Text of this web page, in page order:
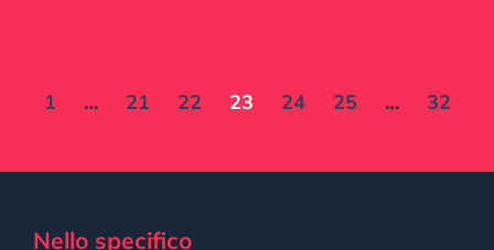
1 … 21 22 23 24 25 … 32
Nello specifico